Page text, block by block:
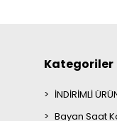
Kategoriler
İNDİRİMLİ
Bayan Saat